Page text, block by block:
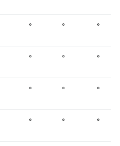
۰ ۰ ۰
۰ ۰ ۰
۰ ۰ ۰
۰ ۰ ۰